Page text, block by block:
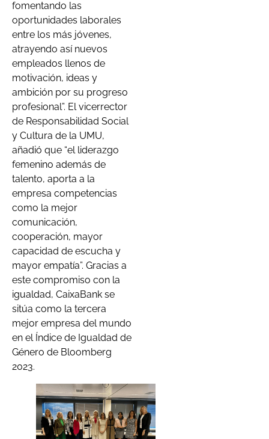
fomentando las
oportunidades laborales
entre los más jóvenes,
atrayendo así nuevos
empleados llenos de
motivación, ideas y
ambición por su progreso
profesional”. El vicerrector
de Responsabilidad Social
y Cultura de la UMU,
añadió que “el liderazgo
femenino además de
talento, aporta a la
empresa competencias
como la mejor
comunicación,
cooperación, mayor
capacidad de escucha y
mayor empatía”. Gracias a
este compromiso con la
igualdad, CaixaBank se
sitúa como la tercera
mejor empresa del mundo
en el Índice de Igualdad de
Género de Bloomberg
2023.